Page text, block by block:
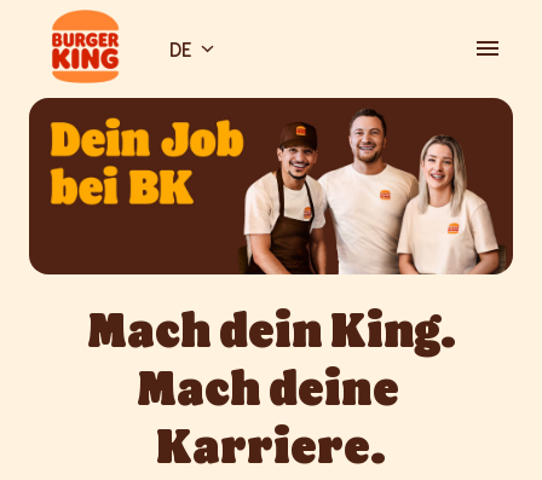
springenStartseite DE
Mach dein King.
Mach deine
Karriere.